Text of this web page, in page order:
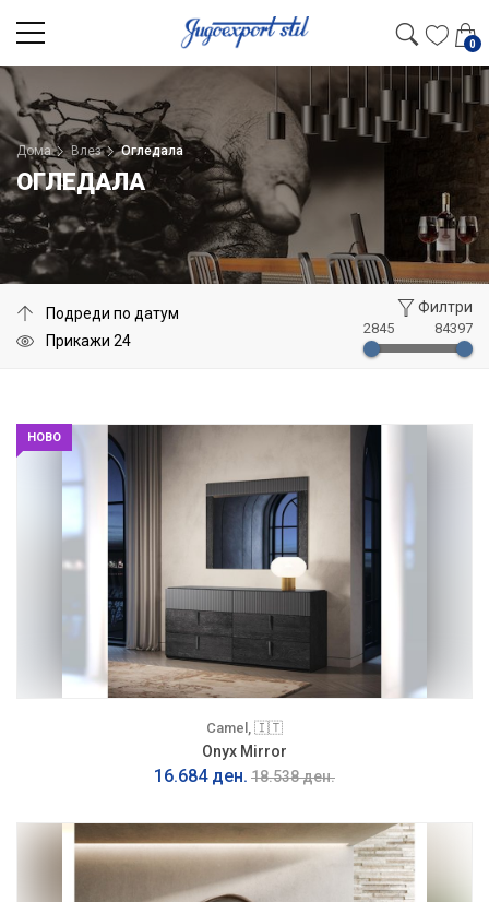
0
Дома Влез Огледала
ОГЛЕДАЛА
Филтри
2845 84397
НОВО
Camel, 🇮🇹
Onyx Mirror
16.684 ден. 18.538 ден.